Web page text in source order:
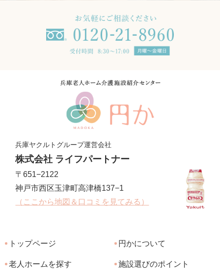
兵庫ヤクルトグループ運営会社
株式会社 ライフパートナー
〒651−2122
神戸市西区玉津町高津橋137−1
（ここから地図＆口コミを見てみる）
トップページ 円かについて
老人ホームを探す 施設選びのポイント